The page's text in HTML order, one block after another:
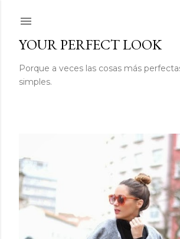
YOUR PERFECT LOOK
Porque a veces las cosas más
simples.
E
n
t